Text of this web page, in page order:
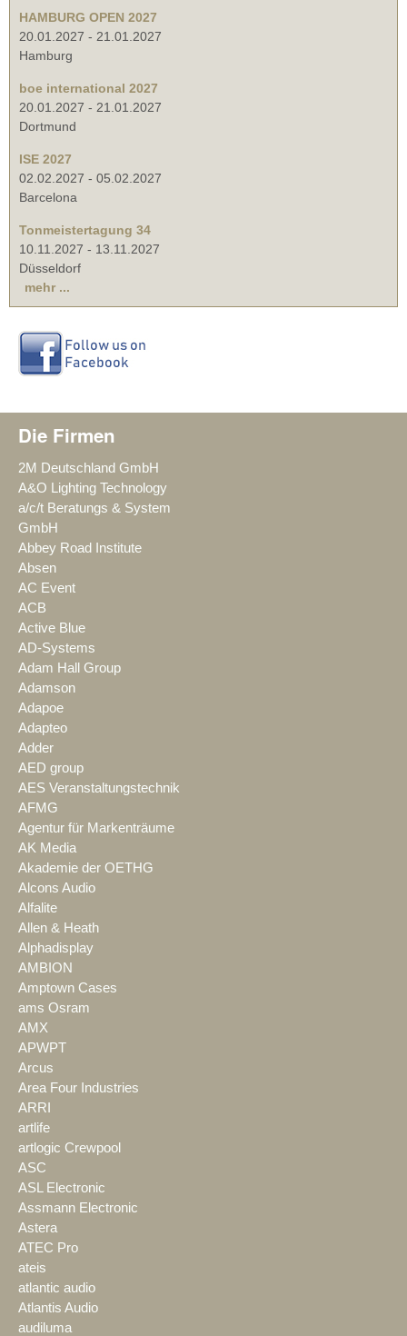
HAMBURG OPEN 2027
20.01.2027 - 21.01.2027
Hamburg
boe international 2027
20.01.2027 - 21.01.2027
Dortmund
ISE 2027
02.02.2027 - 05.02.2027
Barcelona
Tonmeistertagung 34
10.11.2027 - 13.11.2027
Düsseldorf
mehr ...
Die Firmen
2M Deutschland GmbH
A&O Lighting Technology
a/c/t Beratungs & System
GmbH
Abbey Road Institute
Absen
AC Event
ACB
Active Blue
AD-Systems
Adam Hall Group
Adamson
Adapoe
Adapteo
Adder
AED group
AES Veranstaltungstechnik
AFMG
Agentur für Markenträume
AK Media
Akademie der OETHG
Alcons Audio
Alfalite
Allen & Heath
Alphadisplay
AMBION
Amptown Cases
ams Osram
AMX
APWPT
Arcus
Area Four Industries
ARRI
artlife
artlogic Crewpool
ASC
ASL Electronic
Assmann Electronic
Astera
ATEC Pro
ateis
atlantic audio
Atlantis Audio
audiluma